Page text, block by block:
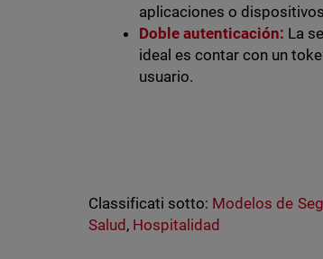
aplicaciones o
Doble autenticación: La
ideal es contar con un
usuario.
Classificati sotto: Modelos de
Salud , Hospitalidad